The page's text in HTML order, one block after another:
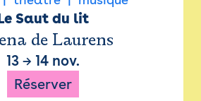
Saut du lit
de Laurens
13 → 14 nov.
Réserver